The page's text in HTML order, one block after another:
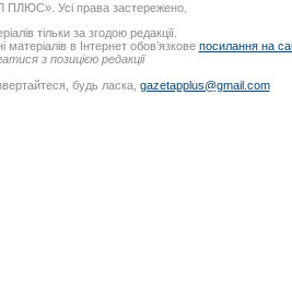
Усі права застережено.
тільки за згодою редакції.
матеріалів в Інтернет обов’язкове посилання на
з позицією редакції
будь ласка, gazetapplus@gmail.com